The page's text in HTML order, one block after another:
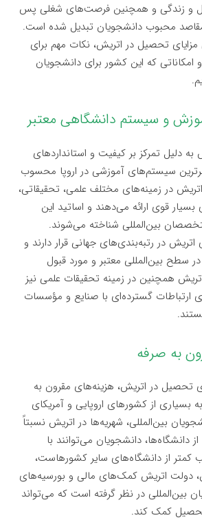
و زندگی و همچنین فرصت‌های شغلی پس
محبوب دانشجویان تبدیل شده است.
مزایای تحصیل در اتریش، نکات مهم برای
امکاناتی که این کشور برای دانشجویان
دلیل تمرکز بر کیفیت و استانداردهای
سیستم‌های آموزشی در اروپا محسوب
در زمینه‌های مختلف علمی، تحقیقاتی،
قوی ارائه می‌دهند و اساتید این
بین‌المللی شناخته می‌شوند.
در رتبه‌بندی‌های جهانی قرار دارند و
سطح بین‌المللی معتبر و مورد قبول
همچنین در زمینه تحقیقات علمی نیز
ارتباطات گسترده‌ای با صنایع و مؤسسات
تحصیل در اتریش، هزینه‌های مقرون به
بسیاری از کشورهای اروپایی و آمریکای
بین‌المللی، شهریه‌ها در اتریش نسبتاً
دانشگاه‌ها، دانشجویان می‌توانند با
کمتر از دانشگاه‌های سایر کشورهاست،
دولت اتریش کمک‌های مالی و بورسیه‌های
بین‌المللی در نظر گرفته است که می‌تواند
کمک کند.